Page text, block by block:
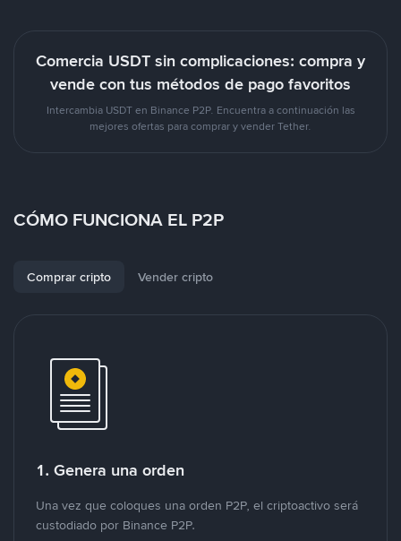
Comercia USDT sin complicaciones: compra y
vende con tus métodos de pago favoritos
Intercambia USDT en Binance P2P. Encuentra a continuación las
mejores ofertas para comprar y vender Tether.
CÓMO FUNCIONA EL P2P
Comprar cripto Vender cripto
1. Genera una orden
Una vez que coloques una orden P2P, el criptoactivo será
custodiado por Binance P2P.